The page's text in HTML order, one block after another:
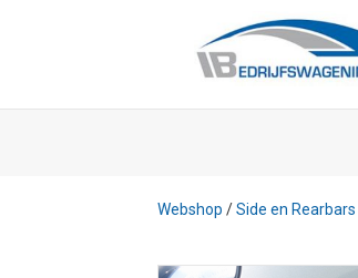
Webshop /Side en Rearbars